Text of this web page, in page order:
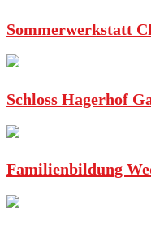
Sommerwerkstatt
Schloss Hagerhof
Familienbildung